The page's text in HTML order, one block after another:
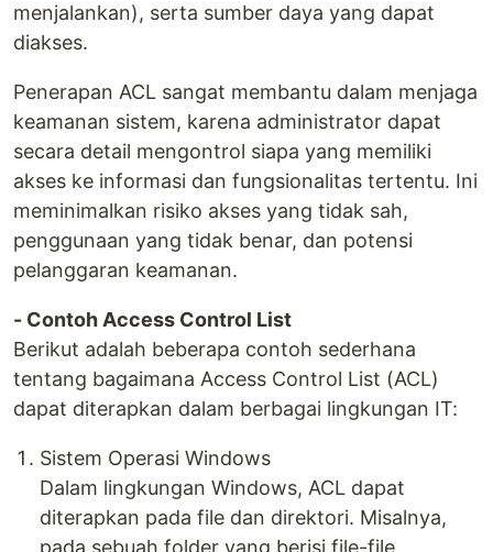
menjalankan), serta sumber daya yang dapat
diakses.
Penerapan ACL sangat membantu dalam menjaga
keamanan sistem, karena administrator dapat
secara detail mengontrol siapa yang memiliki
akses ke informasi dan fungsionalitas tertentu. Ini
meminimalkan risiko akses yang tidak sah,
penggunaan yang tidak benar, dan potensi
pelanggaran keamanan.
- Contoh Access Control List
Berikut adalah beberapa contoh sederhana
tentang bagaimana Access Control List (ACL)
dapat diterapkan dalam berbagai lingkungan IT:
Sistem Operasi Windows
Dalam lingkungan Windows, ACL dapat
diterapkan pada file dan direktori. Misalnya,
pada sebuah folder yang berisi file-file